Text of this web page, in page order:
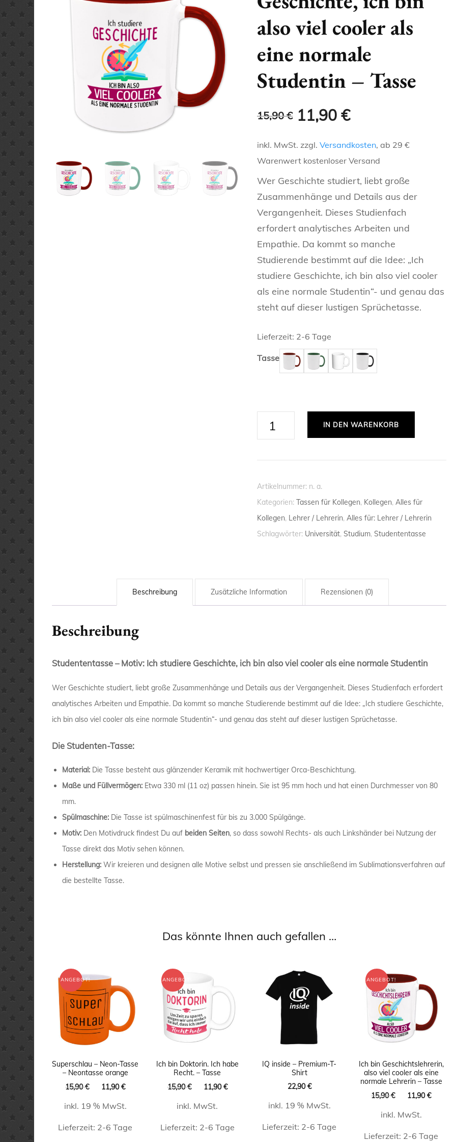
ENGELCHEN &
TEUFELCHEN
HERZ 2 HERZ
GLITZERTASSEN
METALLICTASSEN
NEONTASSEN
NAMENSTASSEN
FRECHE, WITZIGE UND
LUSTIGE TASSEN
TASSEN FÜR
KAFFEELIEBE
LANDLEBEN
SCHLAUE TASSEN
TASSE FÜR BERUFE
ANWALT
BEAMTER
BIOLOGE
LEHRER /
PHYSIKER
POLIZIST
TASSEN
TASSEN
REGIONALE TASSEN
TASSEN
TASSEN
SPORT
T-SHIRTS FÜR DENKER
REGIONALE T-SHIRTS
SCHWESTER
BRUDER
ONKEL
KOLLEGEN
CHEF
KAFFEELIEBE
LANDLEBEN
HOBBIES
PERSÖNLICHE TASSEN
REGIONALE TASSEN
OMA
also viel cooler als
eine normale
Studentin – Tasse
15,90€ Ursprünglicher
Preis
war:
15,90 €
11,90 €Aktueller
Preis
ist:
11,90 €.
inkl. MwSt. zzgl. Versandkosten, ab 29 €
Warenwert kostenloser Versand
Wer Geschichte studiert, liebt große
Zusammenhänge und Details aus der
Vergangenheit. Dieses Studienfach
erfordert analytisches Arbeiten und
Empathie. Da kommt so manche
Studierende bestimmt auf die Idee: „Ich
studiere Geschichte, ich bin also viel cooler
als eine normale Studentin“- und genau das
steht auf dieser lustigen Sprüchetasse.
Lieferzeit: 2-6 Tage
Tasse
bin
also
viel
cooler
normale
Studentin
-
IN DEN WARENKORB
Artikelnummer: n. a.
Kategorien: Tassen für Kollegen, Kollegen, Alles für
Kollegen, Lehrer / Lehrerin, Alles für: Lehrer / Lehrerin
Schlagwörter: Universität, Studium, Studententasse
Beschreibung Zusätzliche Information Rezensionen (0)
Beschreibung
Studententasse – Motiv: Ich studiere Geschichte, ich bin also viel cooler als eine normale Studentin
Wer Geschichte studiert, liebt große Zusammenhänge und Details aus der Vergangenheit. Dieses Studienfach erfordert
analytisches Arbeiten und Empathie. Da kommt so manche Studierende bestimmt auf die Idee: „Ich studiere Geschichte,
ich bin also viel cooler als eine normale Studentin“- und genau das steht auf dieser lustigen Sprüchetasse.
Die Studenten-Tasse:
Material: Die Tasse besteht aus glänzender Keramik mit hochwertiger Orca-Beschichtung.
Maße und Füllvermögen: Etwa 330 ml (11 oz) passen hinein. Sie ist 95 mm hoch und hat einen Durchmesser von 80
mm.
Spülmaschine: Die Tasse ist spülmaschinenfest für bis zu 3.000 Spülgänge.
Motiv: Den Motivdruck findest Du auf beiden Seiten, so dass sowohl Rechts- als auch Linkshänder bei Nutzung der
Tasse direkt das Motiv sehen können.
Herstellung: Wir kreieren und designen alle Motive selbst und pressen sie anschließend im Sublimationsverfahren auf
die bestellte Tasse.
Das könnte Ihnen auch gefallen …
ANGEBOT!
Superschlau – Neon-Tasse
– Neontasse orange
15,90€
Ursprünglicher
war:
11,90€
inkl. 19 % MwSt.
Lieferzeit: 2-6 Tage
ANGEBOT!
Ich bin Doktorin. Ich habe
Recht. – Tasse
15,90€
Ursprünglicher
war:
11,90€
inkl. MwSt.
Lieferzeit: 2-6 Tage
IQ inside – Premium-T-
Shirt
22,90€
inkl. 19 % MwSt.
Lieferzeit: 2-6 Tage
ANGEBOT!
Ich bin Geschichtslehrerin,
also viel cooler als eine
normale Lehrerin – Tasse
15,90€
Ursprünglicher
war:
11,90€
inkl. MwSt.
Lieferzeit: 2-6 Tage